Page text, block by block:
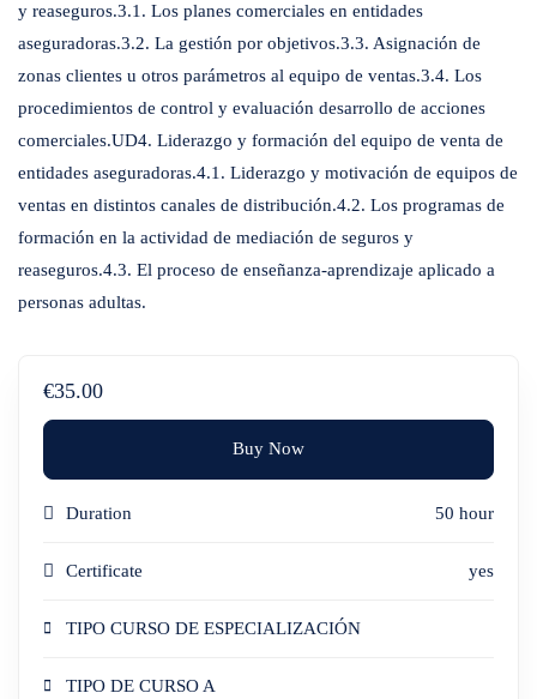
y reaseguros.3.1. Los planes comerciales en entidades
aseguradoras.3.2. La gestión por objetivos.3.3. Asignación de
zonas clientes u otros parámetros al equipo de ventas.3.4. Los
procedimientos de control y evaluación desarrollo de acciones
comerciales.UD4. Liderazgo y formación del equipo de venta de
entidades aseguradoras.4.1. Liderazgo y motivación de equipos de
ventas en distintos canales de distribución.4.2. Los programas de
formación en la actividad de mediación de seguros y
reaseguros.4.3. El proceso de enseñanza-aprendizaje aplicado a
personas adultas.
€35.00
Buy Now
Duration 50 hour
Certificate yes
TIPO CURSO DE ESPECIALIZACIÓN
TIPO DE CURSO A